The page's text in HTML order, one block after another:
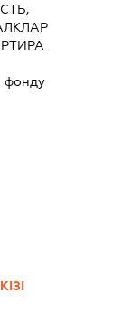
фонду